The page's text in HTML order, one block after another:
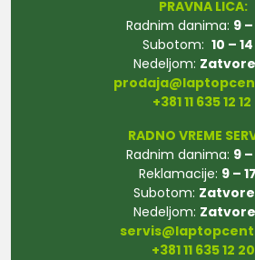
PRAVNA LICA:
Radnim danima: 9 –
Subotom: 10 –
Nedeljom:
+381 11 635 12 12
RADNO VREME
Radnim danima: 9 –
Reklamacije: 9 –
Subotom:
Nedeljom:
+381 11 635 12 20